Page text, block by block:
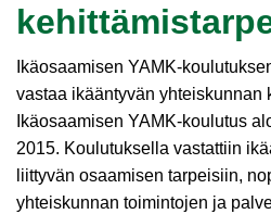
Ikäosaamisen YAMK-
vastaa ikääntyvän yhteiskunnan
Ikäosaamisen YAMK-koulutus
2015. Koulutuksella vastattiin
liittyvän osaamisen tarpeisiin,
yhteiskunnan toimintojen ja